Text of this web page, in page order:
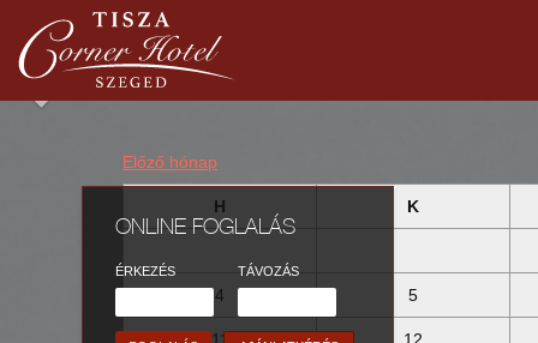
ONLINE FOGLALÁS
ÉRKEZÉS TÁVOZÁS
6728 Szeged, Budapesti út 2. | Telefon: +36 62 541 820 | Mobil: +36 70 608
Előző hónap
H K
4 5